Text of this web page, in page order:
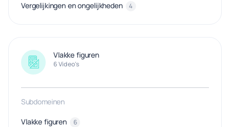
Vergelijkingen en ongelijkheden 4
Vlakke figuren
6 Video's
Subdomeinen
Vlakke figuren 6